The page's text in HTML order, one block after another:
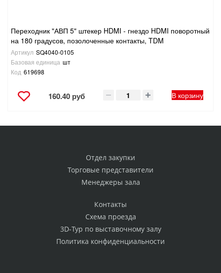
Переходник "АВП 5" штекер HDMI - гнездо HDMI поворотный
на 180 градусов, позолоченные контакты, TDM
Артикул SQ4040-0105
Базовая единица шт
Код 619698
160.40 руб В корзину
Отдел закупки
Торговые представители
Менеджеры зала
Контакты
Схема проезда
3D-Тур по выставочному залу
Политика конфиденциальности